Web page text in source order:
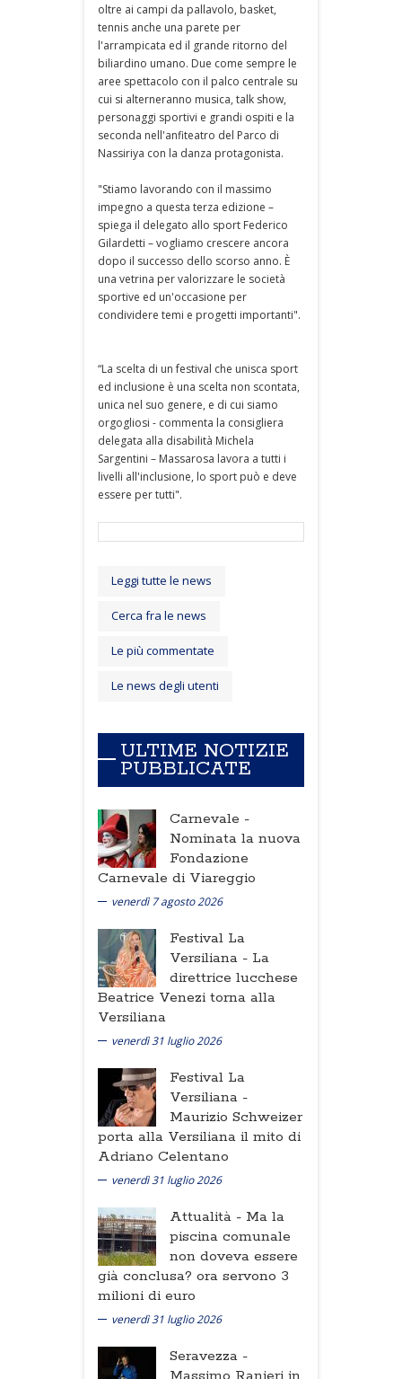
oltre ai campi da pallavolo, basket,
tennis anche una parete per
l'arrampicata ed il grande ritorno del
biliardino umano. Due come sempre le
aree spettacolo con il palco centrale su
cui si alterneranno musica, talk show,
personaggi sportivi e grandi ospiti e la
seconda nell'anfiteatro del Parco di
Nassiriya con la danza protagonista.
"Stiamo lavorando con il massimo
impegno a questa terza edizione –
spiega il delegato allo sport Federico
Gilardetti – vogliamo crescere ancora
dopo il successo dello scorso anno. È
una vetrina per valorizzare le società
sportive ed un'occasione per
condividere temi e progetti importanti".
“La scelta di un festival che unisca sport
ed inclusione è una scelta non scontata,
unica nel suo genere, e di cui siamo
orgogliosi - commenta la consigliera
delegata alla disabilità Michela
Sargentini – Massarosa lavora a tutti i
livelli all'inclusione, lo sport può e deve
essere per tutti".
Leggi tutte le news
Cerca fra le news
Le più commentate
Le news degli utenti
ULTIME NOTIZIE
PUBBLICATE
Carnevale -
Nominata la nuova
Fondazione
Carnevale di Viareggio
venerdì 7 agosto 2026
Festival La
Versiliana - La
direttrice lucchese
Beatrice Venezi torna alla
Versiliana
venerdì 31 luglio 2026
Festival La
Versiliana -
Maurizio Schweizer
porta alla Versiliana il mito di
Adriano Celentano
venerdì 31 luglio 2026
Attualità - Ma la
piscina comunale
non doveva essere
già conclusa? ora servono 3
milioni di euro
venerdì 31 luglio 2026
Seravezza -